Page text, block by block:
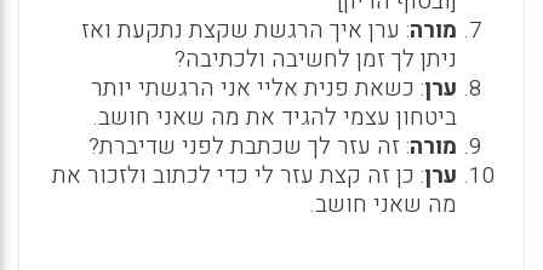
מורה: ערן איך הרגשת שקצת נתקעת ואז
ניתן לך זמן לחשיבה ולכתיבה?
ערן: כשאת פנית אליי אני הרגשתי יותר
ביטחון עצמי להגיד את מה שאני חושב.
מורה: זה עזר לך שכתבת לפני שדיברת?
ערן: כן זה קצת עזר לי כדי לכתוב ולזכור את
מה שאני חושב.